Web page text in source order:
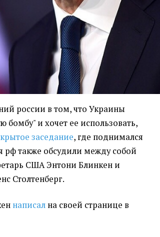
россии в том, что Украины
бомбу" и хочет ее использовать,
заседание, где поднимался
рф также обсудили между собой
США Энтони Блинкен и
Столтенберг.
написал на своей странице в